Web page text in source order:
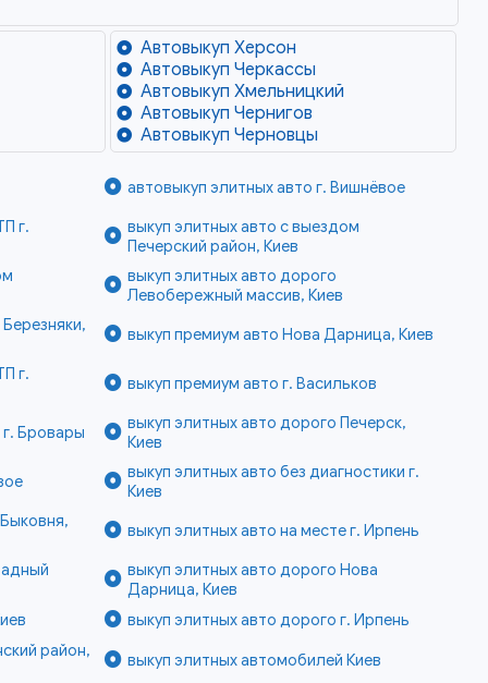
Автовыкуп Херсон
Автовыкуп Черкассы
Автовыкуп Хмельницкий
Автовыкуп Чернигов
Автовыкуп Черновцы
автовыкуп элитных авто г. Вишнёвое
г.
выкуп элитных авто с выездом
Печерский район, Киев
выкуп элитных авто дорого
Левобережный массив, Киев
выкуп премиум авто Нова Дарница, Киев
г.
выкуп премиум авто г. Васильков
г. Бровары
выкуп элитных авто дорого Печерск,
Киев
выкуп элитных авто без диагностики г.
Киев
выкуп элитных авто на месте г. Ирпень
выкуп элитных авто дорого Нова
Дарница, Киев
выкуп элитных авто дорого г. Ирпень
район,
выкуп элитных автомобилей Киев